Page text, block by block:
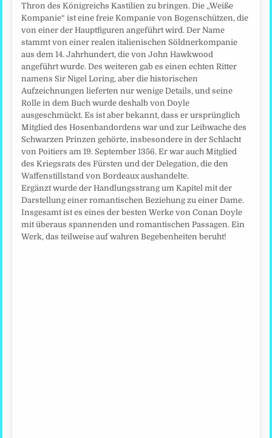
Thron des Königreichs Kastilien zu bringen. Die „Weiße
Kompanie“ ist eine freie Kompanie von Bogenschützen, die
von einer der Hauptfiguren angeführt wird. Der Name
stammt von einer realen italienischen Söldnerkompanie
aus dem 14. Jahrhundert, die von John Hawkwood
angeführt wurde. Des weiteren gab es einen echten Ritter
namens Sir Nigel Loring, aber die historischen
Aufzeichnungen lieferten nur wenige Details, und seine
Rolle in dem Buch wurde deshalb von Doyle
ausgeschmückt. Es ist aber bekannt, dass er ursprünglich
Mitglied des Hosenbandordens war und zur Leibwache des
Schwarzen Prinzen gehörte, insbesondere in der Schlacht
von Poitiers am 19. September 1356. Er war auch Mitglied
des Kriegsrats des Fürsten und der Delegation, die den
Waffenstillstand von Bordeaux aushandelte.
Ergänzt wurde der Handlungsstrang um Kapitel mit der
Darstellung einer romantischen Beziehung zu einer Dame.
Insgesamt ist es eines der besten Werke von Conan Doyle
mit überaus spannenden und romantischen Passagen. Ein
Werk, das teilweise auf wahren Begebenheiten beruht!